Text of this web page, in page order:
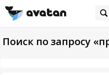
Поиск по запросу